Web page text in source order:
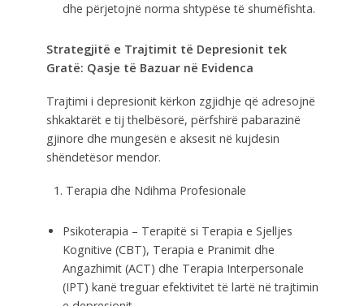
dhe përjetojnë norma shtypëse të shumëfishta.
Strategjitë e Trajtimit të Depresionit tek
Gratë: Qasje të Bazuar në Evidenca
Trajtimi i depresionit kërkon zgjidhje që adresojnë
shkaktarët e tij thelbësorë, përfshirë pabarazinë
gjinore dhe mungesën e aksesit në kujdesin
shëndetësor mendor.
Terapia dhe Ndihma Profesionale
Psikoterapia – Terapitë si Terapia e Sjelljes
Kognitive (CBT), Terapia e Pranimit dhe
Angazhimit (ACT) dhe Terapia Interpersonale
(IPT) kanë treguar efektivitet të lartë në trajtimin